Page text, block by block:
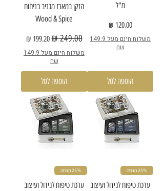
מ"ל
מחיר‏120.00 ‏₪
משלוח חינם מעל 149.9
שח
הוספה לסל
הזקן במארז מגניב בניחוח
Wood & Spice
מחיר רגיל‏249.00 ‏₪ מחיר מבצע‏199.20 ‏₪
משלוח חינם מעל 149.9
שח
הוספה לסל
25% הנחה
ערכת טיפוח לגידול ועיצוב
25% הנחה
ערכת טיפוח לגידול ועיצוב